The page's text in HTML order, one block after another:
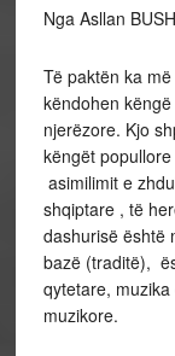
Nga Asllan
Të paktën ka
këndohen
njerëzore. Kjo
këngët
asimilimit e
shqiptare , të
dashurisë është
bazë (traditë),
qytetare,
muzikore.